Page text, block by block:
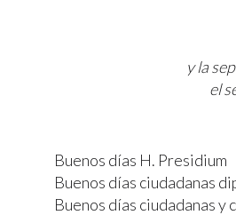
y la
el
Buenos días H. Presidium
Buenos días ciudadanas
Buenos días ciudadanas y